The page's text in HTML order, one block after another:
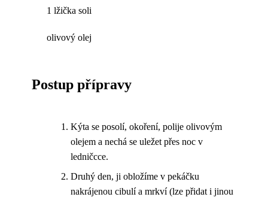
1 lžička soli
olivový olej
Postup přípravy
Kýta se posolí, okoření, polije olivovým
olejem a nechá se uležet přes noc v
ledničcce.
Druhý den, ji obložíme v pekáčku
nakrájenou cibulí a mrkví (lze přidat i jinou